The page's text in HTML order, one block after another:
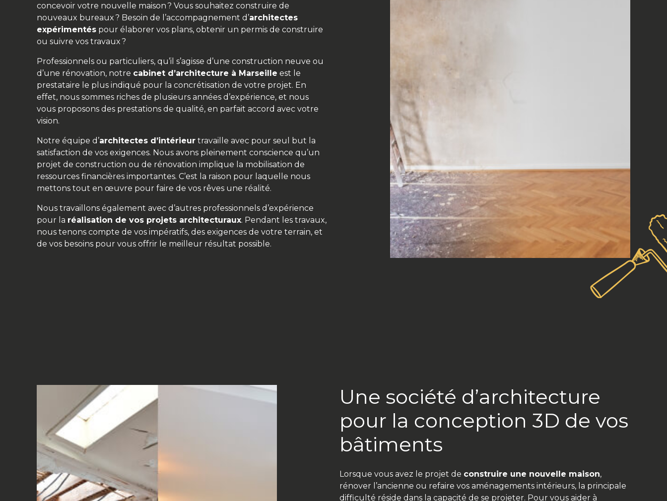
concevoir votre nouvelle maison ? Vous souhaitez construire de
nouveaux bureaux ? Besoin de l’accompagnement d’architectes
expérimentés pour élaborer vos plans, obtenir un permis de construire
ou suivre vos travaux ?
Professionnels ou particuliers, qu’il s’agisse d’une construction neuve ou
d’une rénovation, notre cabinet d’architecture à Marseille est le
prestataire le plus indiqué pour la concrétisation de votre projet. En
effet, nous sommes riches de plusieurs années d’expérience, et nous
vous proposons des prestations de qualité, en parfait accord avec votre
vision.
Notre équipe d’architectes d’intérieur travaille avec pour seul but la
satisfaction de vos exigences. Nous avons pleinement conscience qu’un
projet de construction ou de rénovation implique la mobilisation de
ressources financières importantes. C’est la raison pour laquelle nous
mettons tout en œuvre pour faire de vos rêves une réalité.
Nous travaillons également avec d’autres professionnels d’expérience
pour la réalisation de vos projets architecturaux. Pendant les travaux,
nous tenons compte de vos impératifs, des exigences de votre terrain, et
de vos besoins pour vous offrir le meilleur résultat possible.
Une société d’architecture
pour la conception 3D de vos
bâtiments
Lorsque vous avez le projet de construire une nouvelle maison,
rénover l’ancienne ou refaire vos aménagements intérieurs, la principale
difficulté réside dans la capacité de se projeter. Pour vous aider à